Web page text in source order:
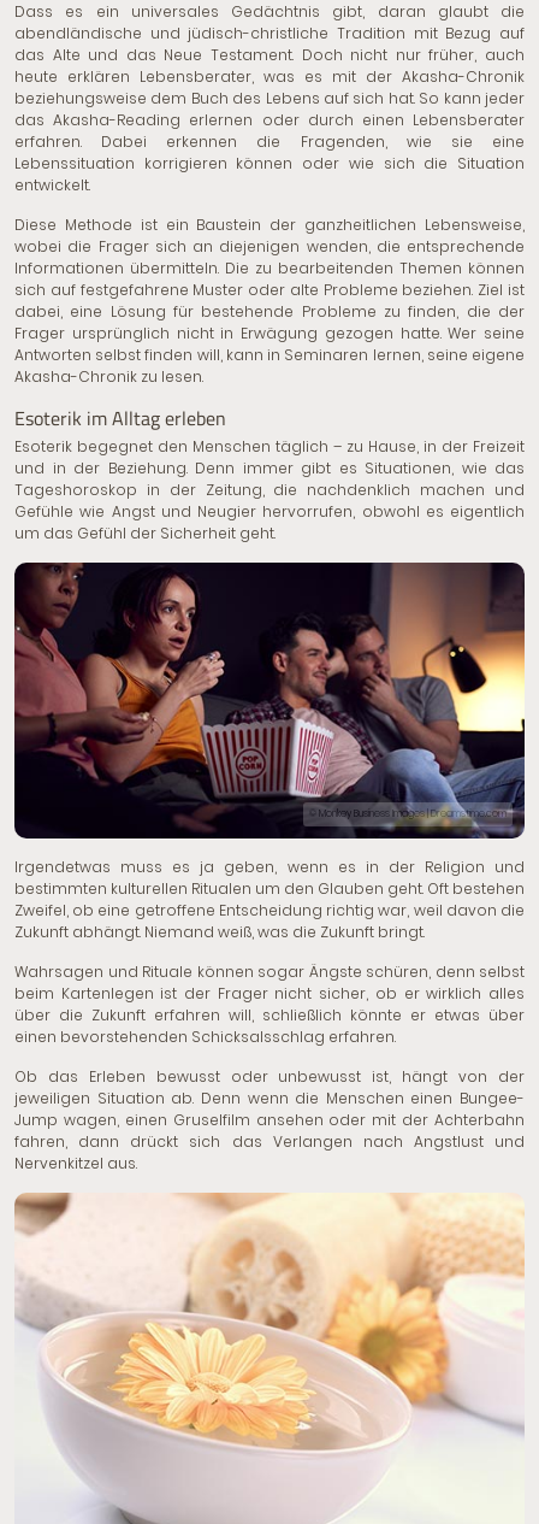
Dass es ein universales Gedächtnis gibt, daran glaubt die
abendländische und jüdisch-christliche Tradition mit Bezug auf
das Alte und das Neue Testament. Doch nicht nur früher, auch
heute erklären Lebensberater, was es mit der Akasha-Chronik
beziehungsweise dem Buch des Lebens auf sich hat. So kann jeder
das Akasha-Reading erlernen oder durch einen Lebensberater
erfahren. Dabei erkennen die Fragenden, wie sie eine
Lebenssituation korrigieren können oder wie sich die Situation
entwickelt.
Diese Methode ist ein Baustein der ganzheitlichen Lebensweise,
wobei die Frager sich an diejenigen wenden, die entsprechende
Informationen übermitteln. Die zu bearbeitenden Themen können
sich auf festgefahrene Muster oder alte Probleme beziehen. Ziel ist
dabei, eine Lösung für bestehende Probleme zu finden, die der
Frager ursprünglich nicht in Erwägung gezogen hatte. Wer seine
Antworten selbst finden will, kann in Seminaren lernen, seine eigene
Akasha-Chronik zu lesen.
Esoterik im Alltag erleben
Esoterik begegnet den Menschen täglich – zu Hause, in der Freizeit
und in der Beziehung. Denn immer gibt es Situationen, wie das
Tageshoroskop in der Zeitung, die nachdenklich machen und
Gefühle wie Angst und Neugier hervorrufen, obwohl es eigentlich
um das Gefühl der Sicherheit geht.
© Monkey Business Images | Dreamstime.com
Irgendetwas muss es ja geben, wenn es in der Religion und
bestimmten kulturellen Ritualen um den Glauben geht. Oft bestehen
Zweifel, ob eine getroffene Entscheidung richtig war, weil davon die
Zukunft abhängt. Niemand weiß, was die Zukunft bringt.
Wahrsagen und Rituale können sogar Ängste schüren, denn selbst
beim Kartenlegen ist der Frager nicht sicher, ob er wirklich alles
über die Zukunft erfahren will, schließlich könnte er etwas über
einen bevorstehenden Schicksalsschlag erfahren.
Ob das Erleben bewusst oder unbewusst ist, hängt von der
jeweiligen Situation ab. Denn wenn die Menschen einen Bungee-
Jump wagen, einen Gruselfilm ansehen oder mit der Achterbahn
fahren, dann drückt sich das Verlangen nach Angstlust und
Nervenkitzel aus.